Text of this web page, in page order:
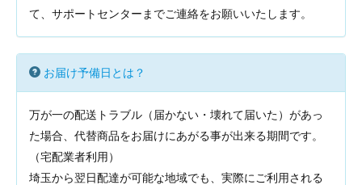
て、サポートセンターまでご連絡をお願いいたします。
お届け予備日とは？
万が一の配送トラブル（届かない・壊れて届いた）があっ
た場合、代替商品をお届けにあがる事が出来る期間です。
（宅配業者利用）
埼玉から翌日配達が可能な地域でも、実際にご利用される